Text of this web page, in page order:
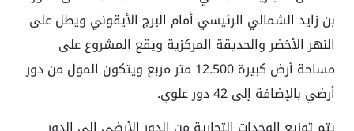
بن زايد الشمالي الرئيسي أمام البرج الأيقوني ويطل على
النهر الأخضر والحديقة المركزية ويقع المشروع على
مساحة أرض كبيرة 12.500 متر مربع ويتكون المول من دور
أرضي بالإضافة إلى 42 دور علوي.